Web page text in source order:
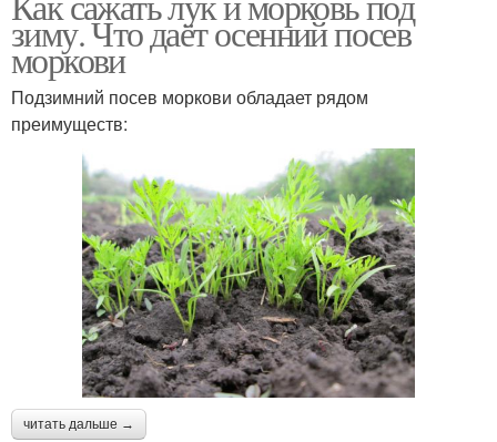
зиму. Что даёт осенний посев
моркови
Подзимний посев моркови обладает рядом
преимуществ:
читать дальше →